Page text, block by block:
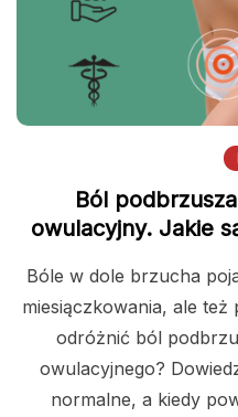
Ból
owulacyjny. Jakie
Bóle w dole brzucha
miesiączkowania, ale
odróżnić ból
owulacyjnego?
normalne, a kiedy